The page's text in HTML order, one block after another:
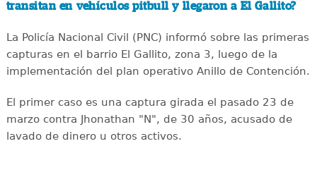
transitan en vehículos pitbull y llegaron a El Gallito?
La Policía Nacional Civil (PNC) informó sobre las primeras
capturas en el barrio El Gallito, zona 3, luego de la
implementación del plan operativo Anillo de Contención.
El primer caso es una captura girada el pasado 23 de
marzo contra Jhonathan "N", de 30 años, acusado de
lavado de dinero u otros activos.